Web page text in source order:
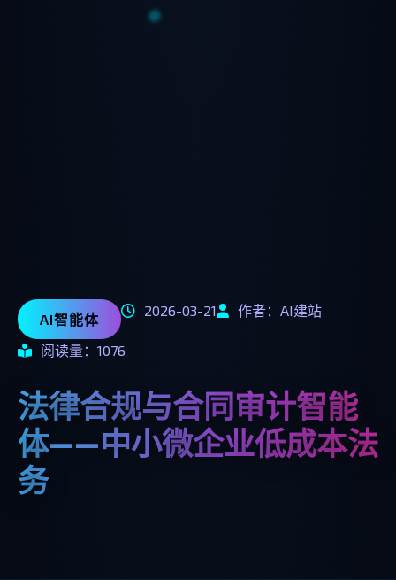
AI智能体
2026-03-21 作者：AI建站
阅读量：1076
法律合规与合同审计智能
体——中小微企业低成本法
务